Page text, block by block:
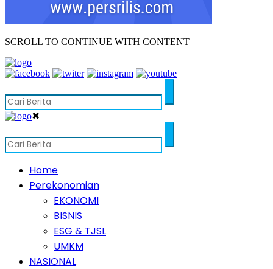
SCROLL TO CONTINUE WITH CONTENT
✖
Home
Perekonomian
EKONOMI
BISNIS
ESG & TJSL
UMKM
NASIONAL